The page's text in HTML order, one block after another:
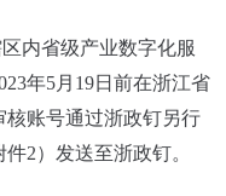
内省级产业数字化服
年5月19日前在浙江省
账号通过浙政钉另行
2）发送至浙政钉。